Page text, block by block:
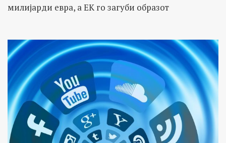
милијарди евра, а ЕК го загуби образот